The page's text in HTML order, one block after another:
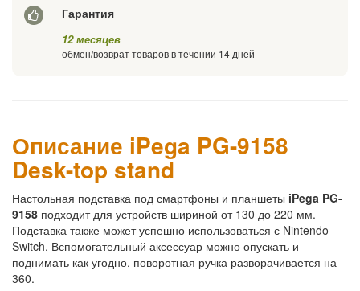
Гарантия
12 месяцев
обмен/возврат товаров в течении 14 дней
Описание iPega PG-9158
Desk-top stand
Настольная подставка под смартфоны и планшеты iPega PG-
9158 подходит для устройств шириной от 130 до 220 мм.
Подставка также может успешно использоваться с Nintendo
Switch. Вспомогательный аксессуар можно опускать и
поднимать как угодно, поворотная ручка разворачивается на
360.